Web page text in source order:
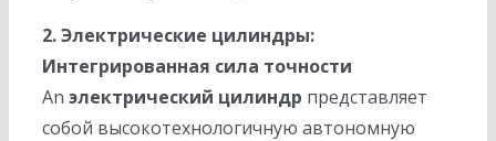
2. Электрические цилиндры:
Интегрированная сила точности
An электрический цилиндр представляет
собой высокотехнологичную автономную